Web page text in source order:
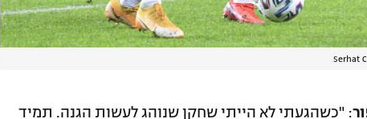
Serhat
: "כשהגעתי לא הייתי שחקן שנוהג לעשות הגנה. תמיד